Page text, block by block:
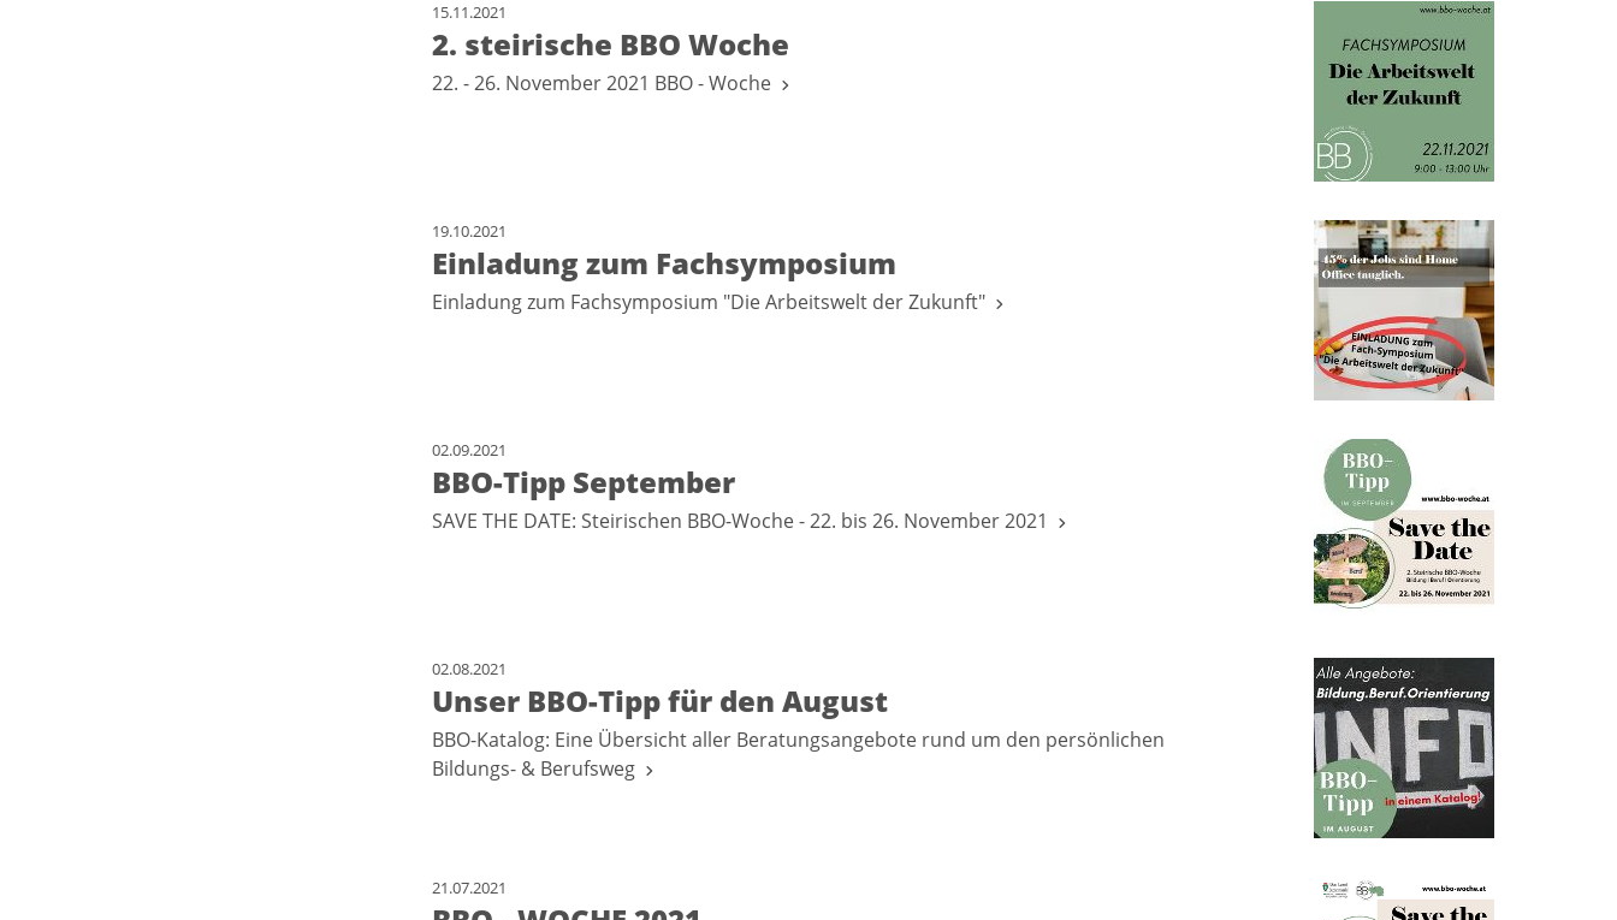
15.11.2021
2. steirische BBO Woche
22. - 26. November 2021 BBO - Woche
19.10.2021
Einladung zum Fachsymposium
Einladung zum Fachsymposium "Die Arbeitswelt der Zukunft"
02.09.2021
BBO-Tipp September
SAVE THE DATE: Steirischen BBO-Woche - 22. bis 26. November 2021
02.08.2021
Unser BBO-Tipp für den August
BBO-Katalog: Eine Übersicht aller Beratungsangebote rund um den persönlichen
Bildungs- & Berufsweg
21.07.2021